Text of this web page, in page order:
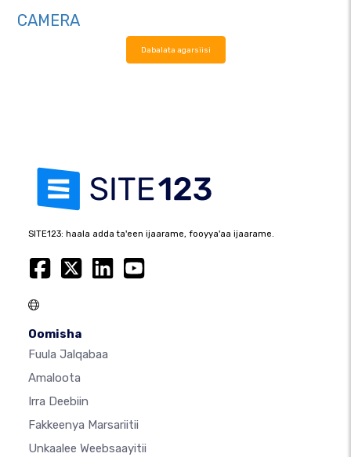
CAMERA
Dabalata agarsiisi
SITE123: haala adda ta'een ijaarame, fooyya'aa ijaarame.
Oomisha
Fuula Jalqabaa
Amaloota
Irra Deebiin
Fakkeenya Marsariitii
Unkaalee Weebsaayitii